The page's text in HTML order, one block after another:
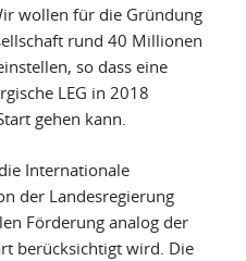
wollen für die Gründung
rund 40 Millionen
so dass eine
LEG in 2018
gehen kann.
Internationale
der Landesregierung
Förderung analog der
berücksichtigt wird. Die